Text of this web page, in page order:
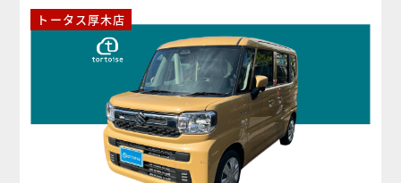
トータス厚木店